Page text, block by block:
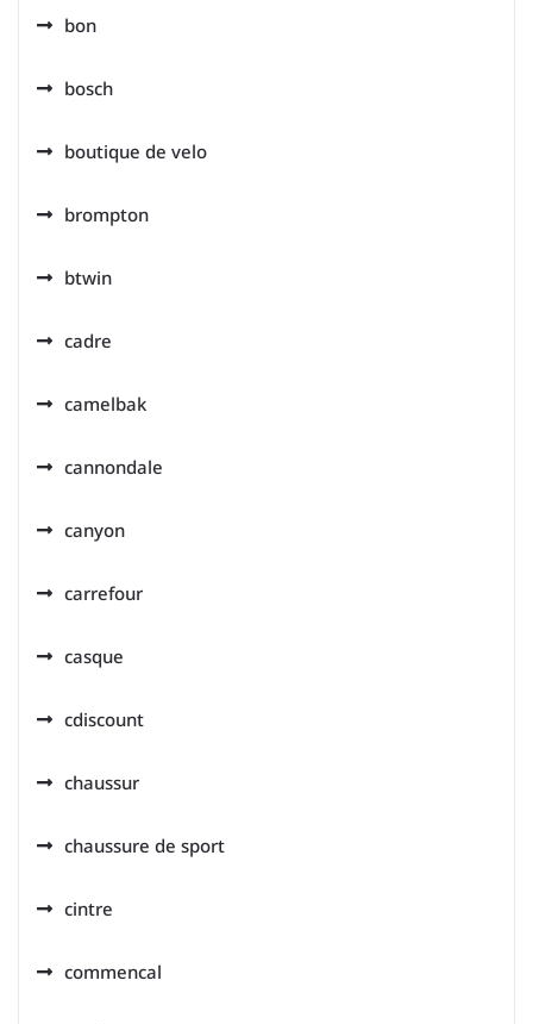
bon
bosch
boutique de velo
brompton
btwin
cadre
camelbak
cannondale
canyon
carrefour
casque
cdiscount
chaussur
chaussure de sport
cintre
commencal